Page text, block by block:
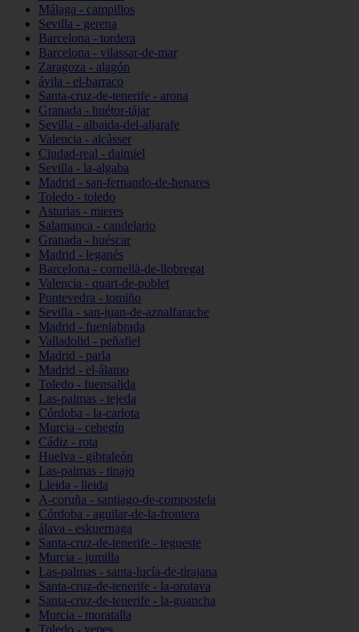
Málaga - campillos
Sevilla - gerena
Barcelona - tordera
Barcelona - vilassar-de-mar
Zaragoza - alagón
ávila - el-barraco
Santa-cruz-de-tenerife - arona
Granada - huétor-tájar
Sevilla - albaida-del-aljarafe
Valencia - alcàsser
Ciudad-real - daimiel
Sevilla - la-algaba
Madrid - san-fernando-de-henares
Toledo - toledo
Asturias - mieres
Salamanca - candelario
Granada - huéscar
Madrid - leganés
Barcelona - cornellà-de-llobregat
Valencia - quart-de-poblet
Pontevedra - tomiño
Sevilla - san-juan-de-aznalfarache
Madrid - fuenlabrada
Valladolid - peñafiel
Madrid - parla
Madrid - el-álamo
Toledo - fuensalida
Las-palmas - tejeda
Córdoba - la-carlota
Murcia - cehegín
Cádiz - rota
Huelva - gibraleón
Las-palmas - tinajo
Lleida - lleida
A-coruña - santiago-de-compostela
Córdoba - aguilar-de-la-frontera
álava - eskuernaga
Santa-cruz-de-tenerife - tegueste
Murcia - jumilla
Las-palmas - santa-lucía-de-tirajana
Santa-cruz-de-tenerife - la-orotava
Santa-cruz-de-tenerife - la-guancha
Murcia - moratalla
Toledo - yepes